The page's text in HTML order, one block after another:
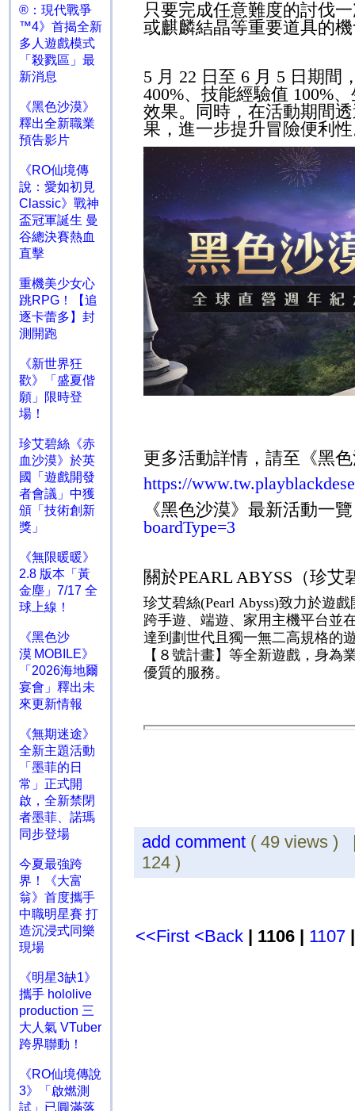
®：現代戰爭
™4》首揭全新
多人遊戲模式
「殺戮區」最
新消息
《黑色沙漠》
釋出全新職業
預告影片
《RO仙境傳
說：愛如初見
Classic》戰神
盃冠軍誕生 曼
谷總決賽熱血
直擊
重機美少女心
跳RPG！【追
逐卡蕾多】封
測開跑
《新世界狂
歡》「盛夏偕
願」限時登
場！
珍艾碧絲《赤
血沙漠》於英
國「遊戲開發
者會議」中獲
頒「技術創新
獎」
《無限暖暖》
2.8 版本「黃
金塵」7/17 全
球上線！
《黑色沙
漠 MOBILE》
「2026海地爾
宴會」釋出未
來更新情報
《無期迷途》
全新主題活動
「墨菲的日
常」正式開
啟，全新禁閉
者墨菲、諾瑪
同步登場
今夏最強跨
界！《大富
翁》首度攜手
中職明星賽 打
造沉浸式同樂
現場
《明星3缺1》
攜手 hololive
production 三
大人氣 VTuber
跨界聯動！
《RO仙境傳說
3》「啟燃測
試」已圓滿落
只要完成任意難度的討伐
或麒麟結晶等重要道具的
5 月 22 日至 6 月 5 日期間
400%、技能經驗值 100%
效果。同時，在活動期間
果，進一步提升冒險便利
更多活動詳情，請至《黑
https://
《黑色沙漠》最新活動一
boardType=3
關於PEARL ABYSS （珍
珍艾碧絲(Pearl Abyss)致力於遊戲
跨手遊、端遊、家用主機平台並
達到劃世代且獨一無二高規格的
【８號計畫】等全新遊戲，身
優質的服務。
add comment ( 49 views
124 )
<<First <Back | 1106 | 1107